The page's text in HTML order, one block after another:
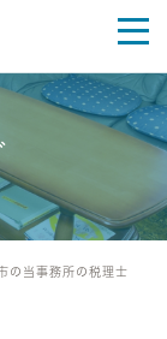
の当事務所の税理士